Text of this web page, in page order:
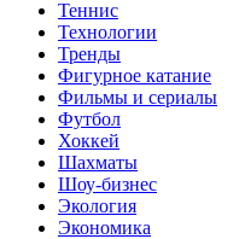
Теннис
Технологии
Тренды
Фигурное катание
Фильмы и сериалы
Футбол
Хоккей
Шахматы
Шоу-бизнес
Экология
Экономика